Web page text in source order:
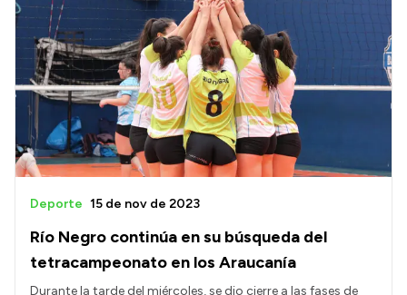
Normativa
Transparencia
Presupuesto
Boletín Oficial
Compras y licitaciones
Consulta de pago a proveedores
Convocatorias
Río Negro continúa en su búsqueda del
tetracampeonato en los Araucanía
Deporte 15 de nov de 2023
Durante la tarde del miércoles, se dio cierre a las fases de